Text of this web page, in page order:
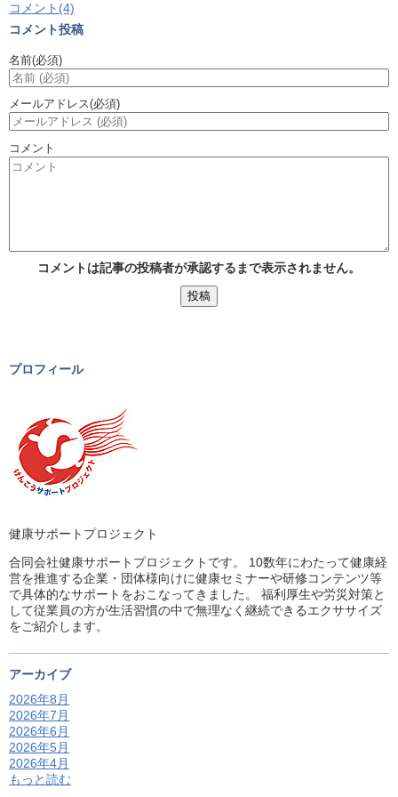
コメント(4)
コメント投稿
名前(必須)
メールアドレス(必須)
コメント
コメントは記事の投稿者が承認するまで表示されません。
プロフィール
健康サポートプロジェクト
合同会社健康サポートプロジェクトです。 10数年にわたって健康経
営を推進する企業・団体様向けに健康セミナーや研修コンテンツ等
で具体的なサポートをおこなってきました。 福利厚生や労災対策と
して従業員の方が生活習慣の中で無理なく継続できるエクササイズ
をご紹介します。
アーカイブ
2026年8月
2026年7月
2026年6月
2026年5月
2026年4月
もっと読む